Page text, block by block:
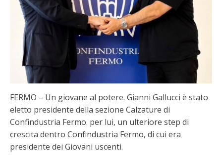
FERMO – Un giovane al potere. Gianni Gallucci è stato
eletto presidente della sezione Calzature di
Confindustria Fermo. per lui, un ulteriore step di
crescita dentro Confindustria Fermo, di cui era
presidente dei Giovani uscenti.